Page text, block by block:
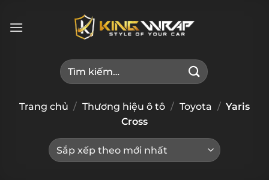
qua
Tìm
kiếm:
Trang chủ / Thương hiệu ô tô / Toyota / Yaris
Cross